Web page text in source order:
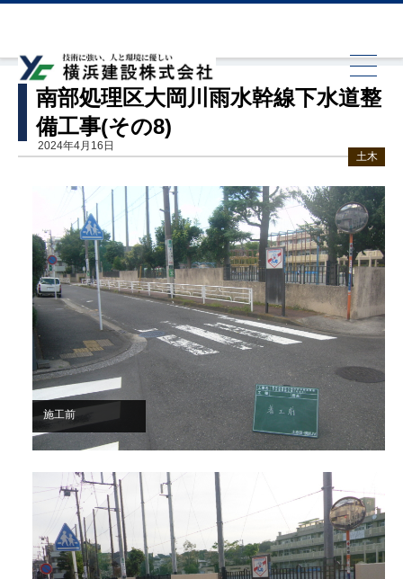
南部処理区大岡川雨水幹線下水道整
備工事(その8)
2024年4月16日
土木
施工前